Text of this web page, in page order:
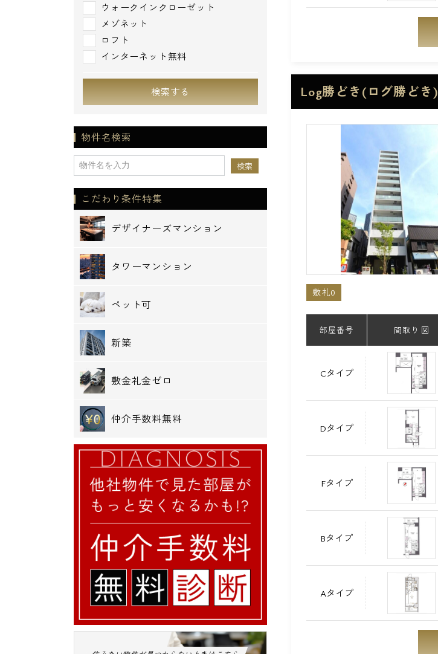
Log勝どき(ログ勝どき)
敷礼0
部屋番号 間取り 図
Cタイプ
Dタイプ
Fタイプ
Bタイプ
Aタイプ
ウォークインクローゼット
メゾネット
ロフト
インターネット無料
検索する
物件名検索
こだわり条件特集
デザイナーズマンション
タワーマンション
ペット可
新築
敷金礼金ゼロ
仲介手数料無料